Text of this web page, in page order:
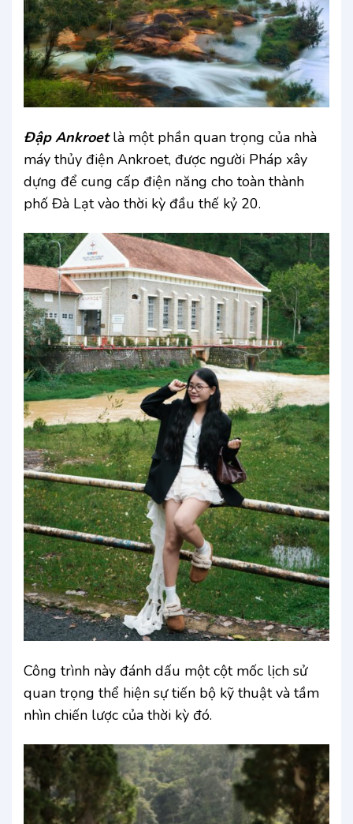
Đập Ankroetlà một phần quan trọng của nhà
máy thủy điện Ankroet, được người Pháp xây
dựng để cung cấp điện năng cho toàn thành
phố Đà Lạt vào thời kỳ đầu thế kỷ 20.
Công trình này đánh dấu một cột mốc lịch sử
quan trọng thể hiện sự tiến bộ kỹ thuật và tầm
nhìn chiến lược của thời kỳ đó.